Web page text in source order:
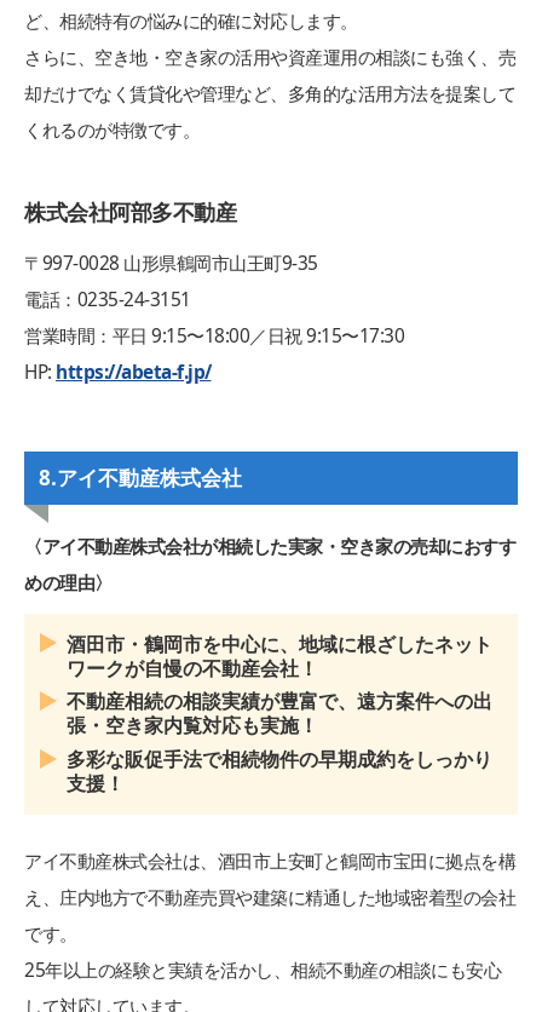
ど、相続特有の悩みに的確に対応します。
さらに、空き地・空き家の活用や資産運用の相談にも強く、売
却だけでなく賃貸化や管理など、多角的な活用方法を提案して
くれるのが特徴です。
株式会社阿部多不動産
〒997‑0028 山形県鶴岡市山王町9‑35
電話：0235‑24‑3151
営業時間：平日 9:15〜18:00／日祝 9:15〜17:30
HP: https://abeta-f.jp/
8.アイ不動産株式会社
〈アイ不動産株式会社が相続した実家・空き家の売却におすす
めの理由〉
酒田市・鶴岡市を中心に、地域に根ざしたネット
ワークが自慢の不動産会社！
不動産相続の相談実績が豊富で、遠方案件への出
張・空き家内覧対応も実施！
多彩な販促手法で相続物件の早期成約をしっかり
支援！
アイ不動産株式会社は、酒田市上安町と鶴岡市宝田に拠点を構
え、庄内地方で不動産売買や建築に精通した地域密着型の会社
です。
25年以上の経験と実績を活かし、相続不動産の相談にも安心
して対応しています。